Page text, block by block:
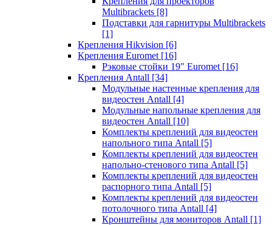
Multibrackets [8]
Подставки для гарнитуры Multibrackets
[1]
Крепления Hikvision [6]
Крепления Euromet [16]
Рэковые стойки 19" Euromet [16]
Крепления Antall [34]
Модульные настенные крепления для
видеостен Antall [4]
Модульные напольные крепления для
видеостен Antall [10]
Комплекты креплений для видеостен
напольного типа Antall [5]
Комплекты креплений для видеостен
напольно-стенового типа Antall [5]
Комплекты креплений для видеостен
распорного типа Antall [5]
Комплекты креплений для видеостен
потолочного типа Antall [4]
Кронштейны для мониторов Antall [1]